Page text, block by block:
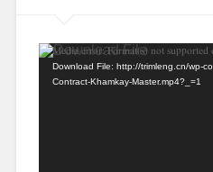
Video
Player
Media error: Format(s) not
Download File: http://trimleng.cn/wp-
Contract-Khamkay-Master.mp4?_=1